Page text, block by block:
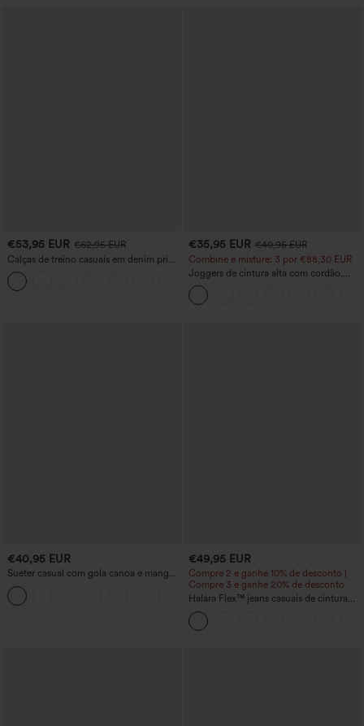
€53,95 EUR €62,95 EUR
Calças de treino casuais em denim print,
cintura média, em tecido French Terry,
estilo jeans, com bolsos
€35,95 EUR €40,95 EUR
Combine e misture: 3 por €88,30 EUR
Joggers de cintura alta com cordão,
franzidos e corte afunilado, de secagem
rápida e toque fresco, com bolsos -
UPF40+
€40,95 EUR
Suéter casual com gola canoa e mangas
morcego.
+1
€49,95 EUR
Compre 2 e ganhe 10% de desconto |
Compre 3 e ganhe 20% de desconto
Halara Flex™ jeans casuais de cintura
alta com efeito modelador na barriga,
perna larga e bolsos